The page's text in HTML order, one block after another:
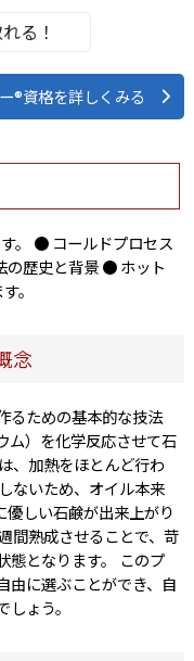
る！
®資格を詳しくみる
。 ● コールドプロセス
の歴史と背景 ● ホット
。
念
るための基本的な技法
ム）を化学反応させて石
、加熱をほとんど行わ
ないため、オイル本来
優しい石鹸が出来上がり
間熟成させることで、苛
態となります。 このプ
由に選ぶことができ、自
ょう。